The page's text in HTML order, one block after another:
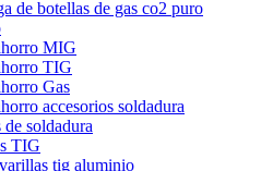
de botellas de gas co2 puro
MIG
TIG
Gas
accesorios soldadura
soldadura
TIG
varillas tig aluminio